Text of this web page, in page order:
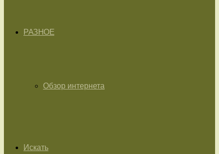
РАЗНОЕ
Обзор интернета
Искать